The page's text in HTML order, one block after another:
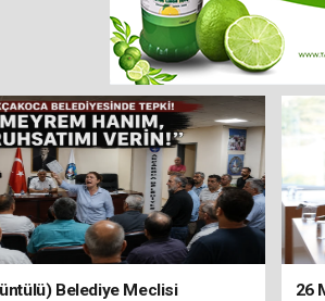
Belediye Meclisi
26